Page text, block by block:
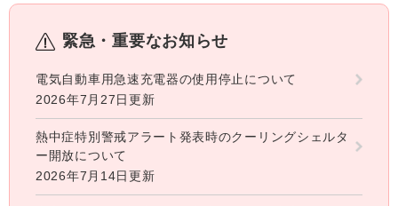
緊急・重要なお知らせ
電気自動車用急速充電器の使用停止について
2026年7月27日更新
熱中症特別警戒アラート発表時のクーリングシェルタ
ー開放について
2026年7月14日更新